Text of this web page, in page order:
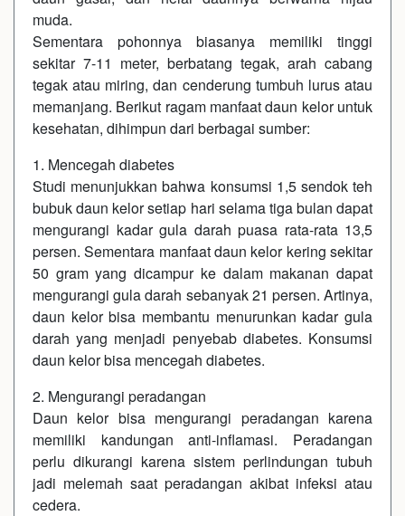
muda.
Sementara pohonnya biasanya memiliki tinggi
sekitar 7-11 meter, berbatang tegak, arah cabang
tegak atau miring, dan cenderung tumbuh lurus atau
memanjang. Berikut ragam manfaat daun kelor untuk
kesehatan, dihimpun dari berbagai sumber:
1. Mencegah diabetes
Studi menunjukkan bahwa konsumsi 1,5 sendok teh
bubuk daun kelor setiap hari selama tiga bulan dapat
mengurangi kadar gula darah puasa rata-rata 13,5
persen. Sementara manfaat daun kelor kering sekitar
50 gram yang dicampur ke dalam makanan dapat
mengurangi gula darah sebanyak 21 persen. Artinya,
daun kelor bisa membantu menurunkan kadar gula
darah yang menjadi penyebab diabetes. Konsumsi
daun kelor bisa mencegah diabetes.
2. Mengurangi peradangan
Daun kelor bisa mengurangi peradangan karena
memiliki kandungan anti-inflamasi. Peradangan
perlu dikurangi karena sistem perlindungan tubuh
jadi melemah saat peradangan akibat infeksi atau
cedera.